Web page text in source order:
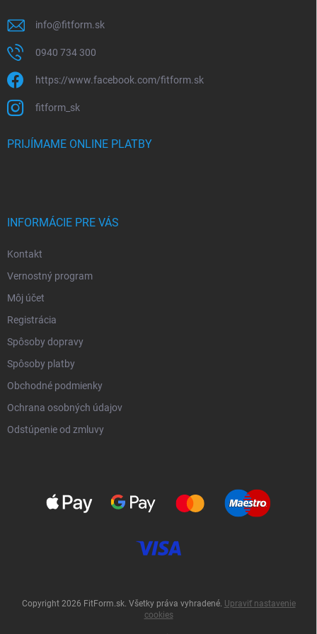
info@fitform.sk
0940 734 300
https://www.facebook.com/fitform.sk
fitform_sk
PRIJÍMAME ONLINE PLATBY
INFORMÁCIE PRE VÁS
Kontakt
Vernostný program
Môj účet
Registrácia
Spôsoby dopravy
Spôsoby platby
Obchodné podmienky
Ochrana osobných údajov
Odstúpenie od zmluvy
Copyright 2026 FitForm.sk. Všetky práva vyhradené. Upraviť nastavenie
cookies